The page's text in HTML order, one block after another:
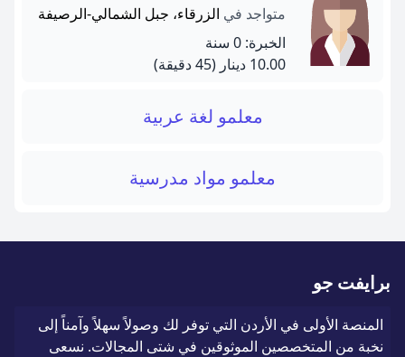
متواجد في الزرقاء، جبل الشمالي-الرصيفة
الخبرة: 0 سنة
10.00 دينار
(45 دقيقة)
معلمو لغة عربية
معلمو مواد مدرسية
برايفت جو
المنصة الأولى في الأردن التي توفر لك وصولاً سهلاً وآمناً إلى
نخبة من المتخصصين الموثوقين في شتى المجالات. نسعى